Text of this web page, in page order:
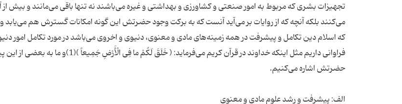
تجهیزات بشری كه مربوط به امور صنعتی و كشاورزی و بهداشتی و غیره می‌باشند نه تنها باقی می‌مانند و بیش از
می‌كنند بلكه آنچه كه از روایات بر می‌آید آنست كه به بركت وجود حضرتش این گونه امكانات گسترش هم می‌یابد
كه اسلام دین تكامل و پیشرفت در همه زمینه‌های مادی و معنوی، دنیوی و اخروی می‌باشد در مورد تكامل امور
فراوانی داریم مثل اینكه خداوند در قرآن كریم می‌فرماید: ( خَلَقَ لَكُمْ ما